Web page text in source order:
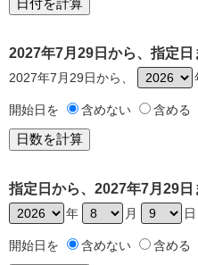
2027年7月29日から、指定
2027年7月29日から、
開始日を 含めない 含める
指定日から、2027年7月29
年 月
開始日を 含めない 含める